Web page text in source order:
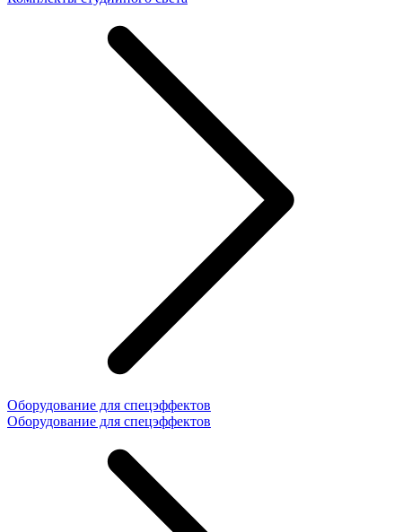
Оборудование для спецэффектов
Оборудование для спецэффектов